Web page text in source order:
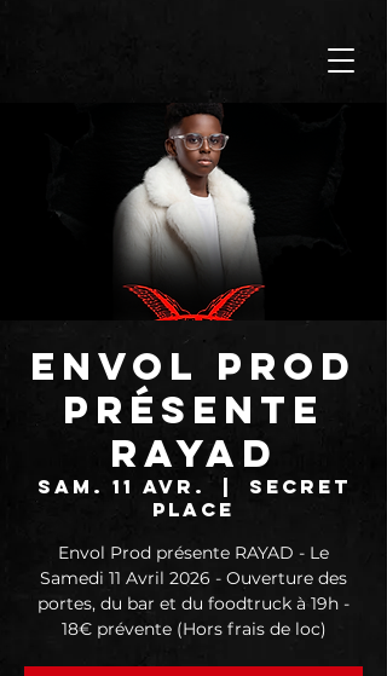
Envol Prod
présente
RAYAD
sam. 11 avr.
SECRET
PLACE
Envol Prod présente RAYAD - Le
Samedi 11 Avril 2026 - Ouverture des
portes, du bar et du foodtruck à 19h -
18€ prévente (Hors frais de loc)